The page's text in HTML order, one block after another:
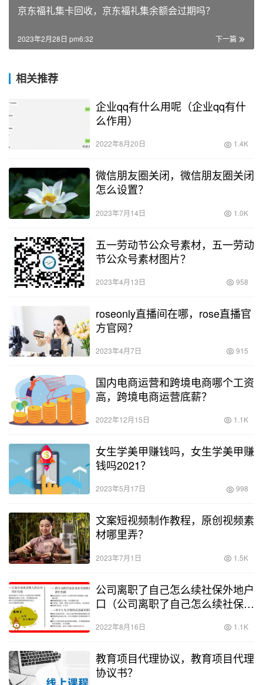
京东福礼集卡回收，京东福礼集余额会过期吗？
下一篇
2023年2月28日 pm6:32
相关推荐
企业qq有什么用呢（企业qq有什
么作用）
2022年8月20日 1.4K
微信朋友圈关闭，微信朋友圈关闭
怎么设置？
2023年7月14日 1.0K
五一劳动节公众号素材，五一劳动
节公众号素材图片？
2023年4月13日 958
roseonly直播间在哪，rose直播官
方官网？
2023年4月7日 915
国内电商运营和跨境电商哪个工资
高，跨境电商运营底薪？
2022年12月15日 1.1K
女生学美甲赚钱吗，女生学美甲赚
钱吗2021？
2023年5月17日 998
文案短视频制作教程，原创视频素
材哪里弄？
2023年7月1日 1.5K
公司离职了自己怎么续社保外地户
口（公司离职了自己怎么续社保,
2022年8月16日 1.1K
教育项目代理协议，教育项目代理
协议书？